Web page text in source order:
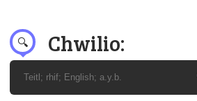
Chwilio: